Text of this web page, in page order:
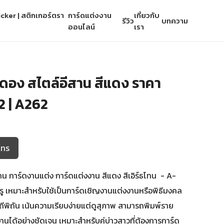
| สติกเกอร์ตรา การ์ดแต่งงาน
ออนไลน์
รีวิวเกี่ยวกับ
เรา
บทความ
ง สไตล์อีสาน สีแดง ราคา
| A262
ร
การ์ดงานแต่ง การ์ดแต่งงาน สีแดง สีเอิร์ธโทน - A-
หมาะสำหรับใช้เป็นการ์ดเชิญงานแต่งงานหรือพิธีมงคล
ถัน เน้นความเรียบง่ายแต่ดูสุภาพ สามารถพิมพ์ราย
นได้อย่างชัดเจน เหมาะสำหรับคู่บ่าวสาวที่ต้องการการ์ด